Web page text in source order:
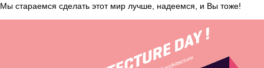
Мы стараемся сделать этот мир лучше, надеемся, и Вы тоже!